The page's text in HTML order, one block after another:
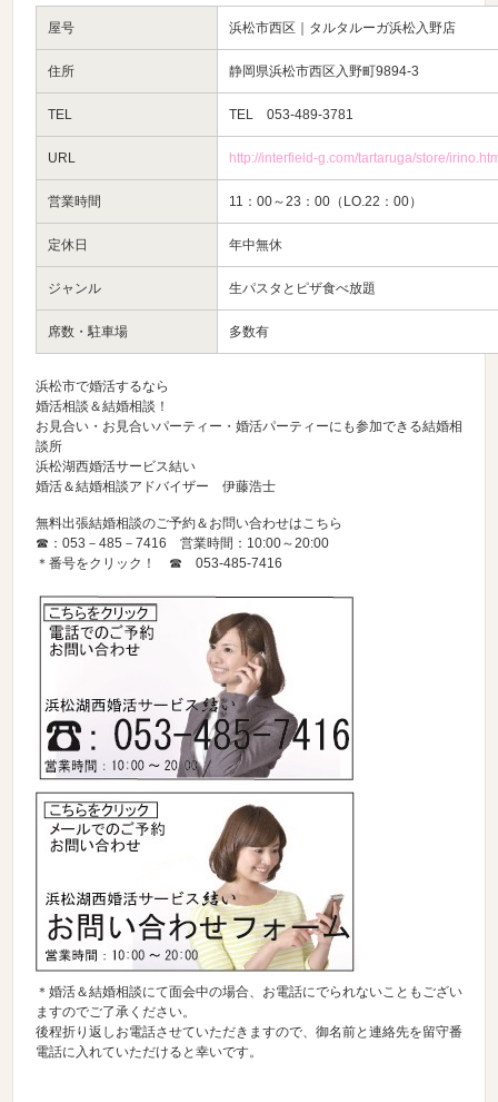
屋号 浜松市西区｜タルタルーガ浜松入野店
住所 静岡県浜松市西区入野町9894-3
TEL TEL 053-489-3781
URL http://interfield-g.com/tartaruga/store/
営業時間 11：00～23：00（LO.22：00）
定休日 年中無休
ジャンル 生パスタとピザ食べ放題
席数・駐車場 多数有
浜松市で婚活するなら
婚活相談＆結婚相談！
お見合い・お見合いパーティー・婚活パーティーにも参加できる結婚相
談所
浜松湖西婚活サービス結い
婚活＆結婚相談アドバイザー 伊藤浩士
無料出張結婚相談のご予約＆お問い合わせはこちら
☎：053－485－7416 営業時間：10:00～20:00
＊番号をクリック！ ☎053-485-7416
＊婚活＆結婚相談にて面会中の場合、お電話にでられないこともござい
ますのでご了承ください。
後程折り返しお電話させていただきますので、御名前と連絡先を留守番
電話に入れていただけると幸いです。